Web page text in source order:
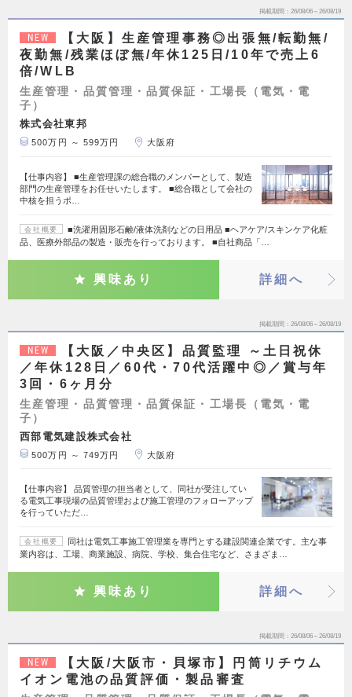
掲載期間 26/08/06～26/08/19
NEW
【大阪】生産管理事務◎出張無/転勤無/
夜勤無/残業ほぼ無/年休125日/10年で売上6
倍/WLB
生産管理・品質管理・品質保証・工場長（電気・電
子）
株式会社東邦
500万円 ～ 599万円 大阪府
【仕事内容】 ■生産管理課の総合職のメンバーとして、製造
部門の生産管理をお任せいたします。 ■総合職として会社の
中核を担うポ…
会社概要
■洗濯用固形石鹸/液体洗剤などの日用品 ■ヘアケア/スキンケア化粧
品、医療外部品の製造・販売を行っております。 ■自社商品「…
興味あり 詳細へ
掲載期間 26/08/06～26/08/19
NEW
【大阪／中央区】品質監理 ～土日祝休
／年休128日／60代・70代活躍中◎／賞与年
3回・6ヶ月分
生産管理・品質管理・品質保証・工場長（電気・電
子）
西部電気建設株式会社
500万円 ～ 749万円 大阪府
【仕事内容】 品質管理の担当者として、同社が受注してい
る電気工事現場の品質管理および施工管理のフォローアップ
を行っていただ…
会社概要
同社は電気工事施工管理業を専門とする建設関連企業です。主な事
業内容は、工場、商業施設、病院、学校、集合住宅など、さまざま…
興味あり 詳細へ
掲載期間 26/08/06～26/08/19
NEW
【大阪/大阪市・貝塚市】円筒リチウム
イオン電池の品質評価・製品審査